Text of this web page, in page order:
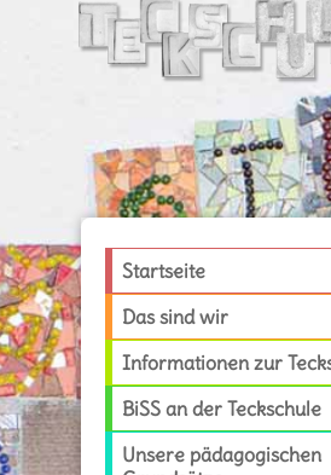
Startseite
Das sind wir
Informationen zur
BiSS an der Teckschule
Unsere pädagogischen